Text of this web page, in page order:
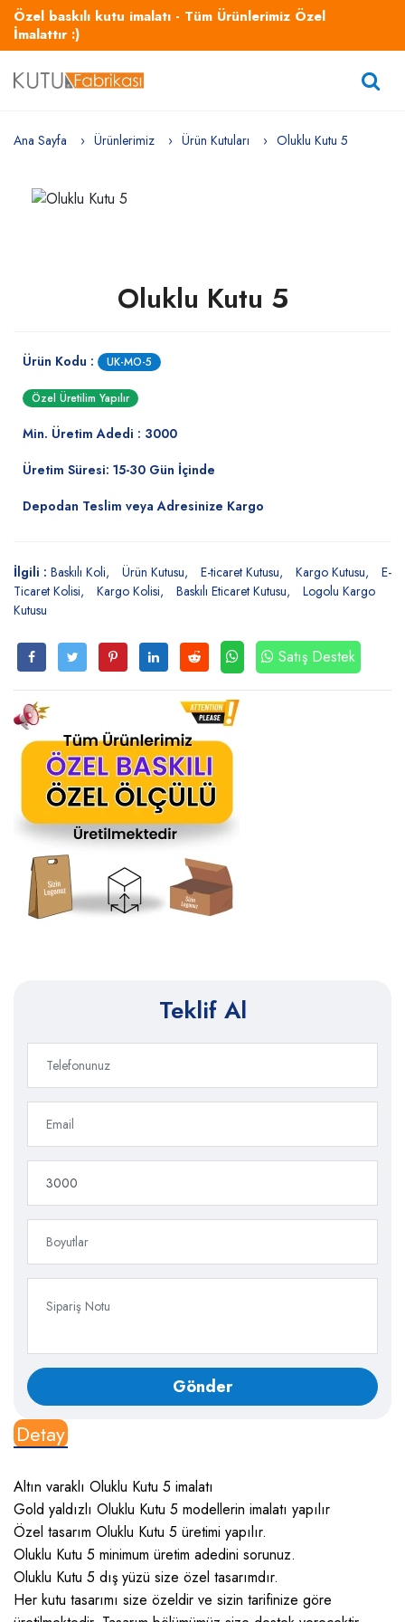
Özel baskılı kutu imalatı - Tüm Ürünlerimiz Özel
İmalattır :)
Ana Sayfa Ürünlerimiz Ürün Kutuları Oluklu Kutu 5
Oluklu Kutu 5
Ürün Kodu : UK-MO-5
Özel Üretilim Yapılır
Min. Üretim Adedi : 3000
Üretim Süresi: 15-30 Gün İçinde
Depodan Teslim veya Adresinize Kargo
İlgili : Baskılı Koli Ürün Kutusu E-ticaret Kutusu Kargo Kutusu
E-
Ticaret Kolisi
Kargo Kolisi Baskılı Eticaret Kutusu
Logolu Kargo
Kutusu
Satış Destek
Teklif Al
Detay
Altın varaklı Oluklu Kutu 5 imalatı
Gold yaldızlı Oluklu Kutu 5 modellerin imalatı yapılır
Özel tasarım Oluklu Kutu 5 üretimi yapılır.
Oluklu Kutu 5 minimum üretim adedini sorunuz.
Oluklu Kutu 5 dış yüzü size özel tasarımdır.
Her kutu tasarımı size özeldir ve sizin tarifinize göre